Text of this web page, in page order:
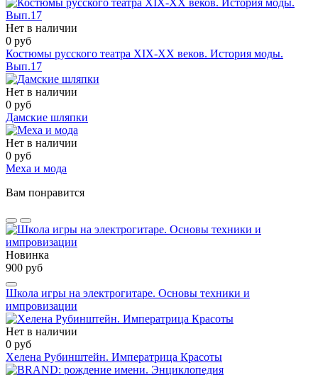
Нет в наличии
0 руб
Костюмы русского театра ХIХ-ХХ веков. История моды.
Вып.17
Нет в наличии
0 руб
Дамские шляпки
Нет в наличии
0 руб
Меха и мода
Вам понравится
Новинка
900 руб
Школа игры на электрогитаре. Основы техники и
импровизации
Нет в наличии
0 руб
Хелена Рубинштейн. Императрица Красоты